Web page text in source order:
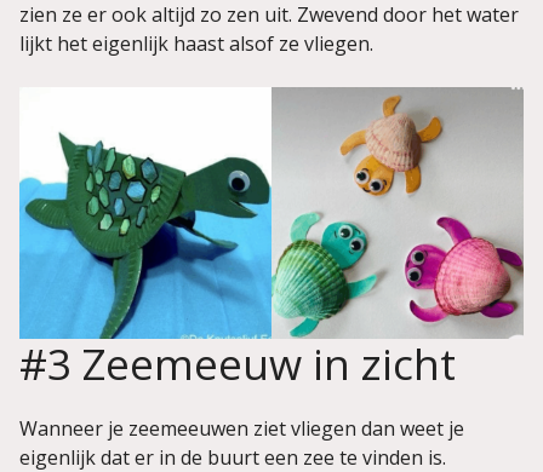
zien ze er ook altijd zo zen uit. Zwevend door het water
lijkt het eigenlijk haast alsof ze vliegen.
#3 Zeemeeuw in zicht
Wanneer je zeemeeuwen ziet vliegen dan weet je
eigenlijk dat er in de buurt een zee te vinden is.